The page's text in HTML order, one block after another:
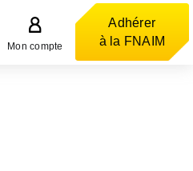
Mon compte
Adhérer
à la FNAIM